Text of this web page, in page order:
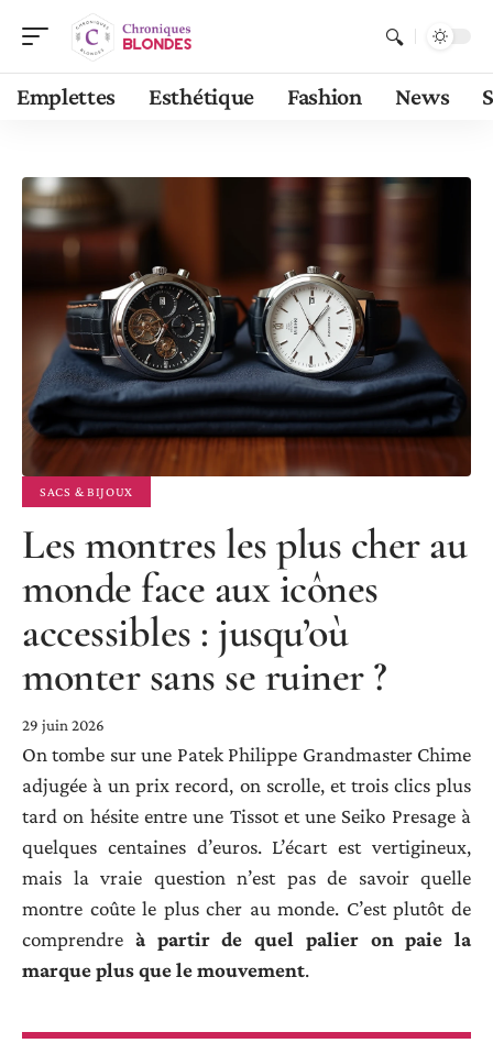
Emplettes Esthétique Fashion News
SACS & BIJOUX
Les montres les plus cher au
monde face aux icônes
accessibles : jusqu’où
monter sans se ruiner ?
29 juin 2026
On tombe sur une Patek Philippe Grandmaster Chime
adjugée à un prix record, on scrolle, et trois clics plus
tard on hésite entre une Tissot et une Seiko Presage à
quelques centaines d’euros. L’écart est vertigineux,
mais la vraie question n’est pas de savoir quelle
montre coûte le plus cher au monde. C’est plutôt de
comprendre à partir de quel palier on paie la
marque plus que le mouvement.